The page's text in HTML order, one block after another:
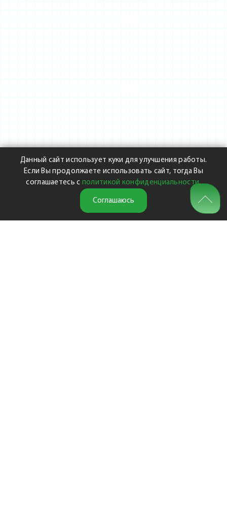
Данный сайт использует куки для улучшения работы.
Если Вы продолжаете использовать сайт, тогда Вы
соглашаетесь с политикой конфиденциальности.
Соглашаюсь